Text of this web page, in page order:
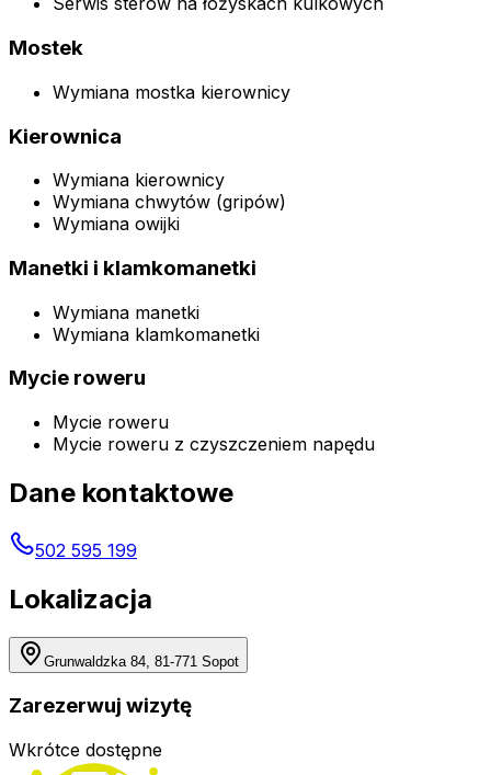
Mostek
Wymiana mostka kierownicy
Kierownica
Wymiana kierownicy
Wymiana chwytów (gripów)
Wymiana owijki
Manetki i klamkomanetki
Wymiana manetki
Wymiana klamkomanetki
Mycie roweru
Mycie roweru
Mycie roweru z czyszczeniem napędu
Dane kontaktowe
502 595 199
Lokalizacja
Grunwaldzka 84, 81-771 Sopot
Zarezerwuj wizytę
Wkrótce dostępne